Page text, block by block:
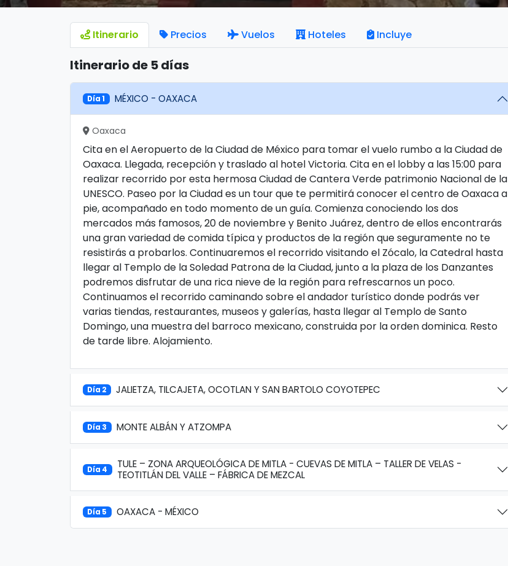
Itinerario Precios Vuelos Hoteles Incluye
Itinerario de 5 días
Día 1 MÉXICO - OAXACA
Oaxaca
Cita en el Aeropuerto de la Ciudad de México para tomar el vuelo rumbo a la Ciudad de
Oaxaca. Llegada, recepción y traslado al hotel Victoria. Cita en el lobby a las 15:00 para
realizar recorrido por esta hermosa Ciudad de Cantera Verde patrimonio Nacional de la
UNESCO. Paseo por la Ciudad es un tour que te permitirá conocer el centro de Oaxaca a
pie, acompañado en todo momento de un guía. Comienza conociendo los dos
mercados más famosos, 20 de noviembre y Benito Juárez, dentro de ellos encontrarás
una gran variedad de comida típica y productos de la región que seguramente no te
resistirás a probarlos. Continuaremos el recorrido visitando el Zócalo, la Catedral hasta
llegar al Templo de la Soledad Patrona de la Ciudad, junto a la plaza de los Danzantes
podremos disfrutar de una rica nieve de la región para refrescarnos un poco.
Continuamos el recorrido caminando sobre el andador turístico donde podrás ver
varias tiendas, restaurantes, museos y galerías, hasta llegar al Templo de Santo
Domingo, una muestra del barroco mexicano, construida por la orden dominica. Resto
de tarde libre. Alojamiento.
Día 2 JALIETZA, TILCAJETA, OCOTLAN Y SAN BARTOLO COYOTEPEC
Día 3 MONTE ALBÁN Y ATZOMPA
Día 4
TULE – ZONA ARQUEOLÓGICA DE MITLA - CUEVAS DE MITLA – TALLER DE VELAS -
TEOTITLÁN DEL VALLE – FÁBRICA DE MEZCAL
Día 5 OAXACA - MÉXICO